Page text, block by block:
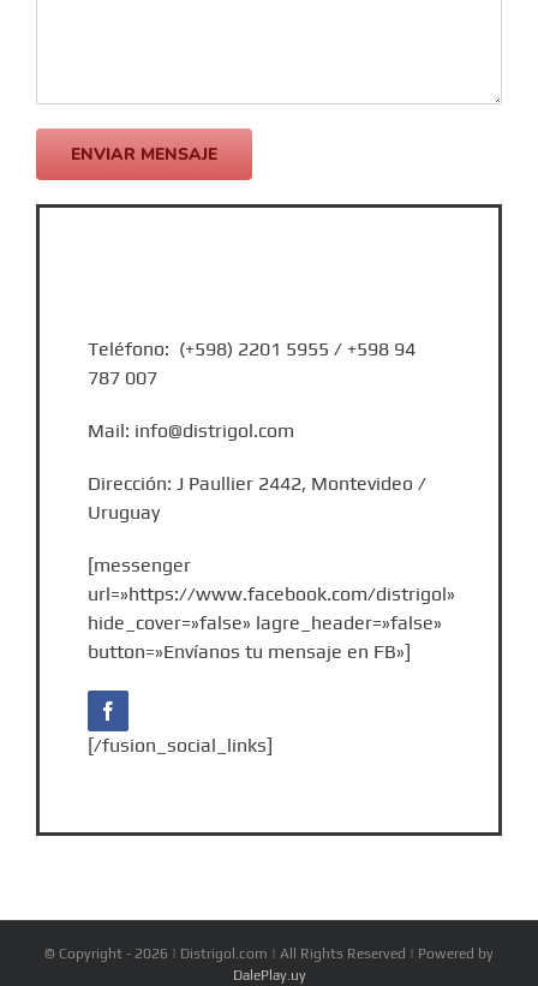
Teléfono: (+598) 2201 5955 / +598 94
787 007
Mail: info@distrigol.com
Dirección: J Paullier 2442, Montevideo /
Uruguay
[messenger
url=»https://www.facebook.com/distrigol»
hide_cover=»false» lagre_header=»false»
button=»Envíanos tu mensaje en FB»]
[/fusion_social_links]
© Copyright - 2026 | Distrigol.com | All Rights Reserved | Powered by
DalePlay.uy